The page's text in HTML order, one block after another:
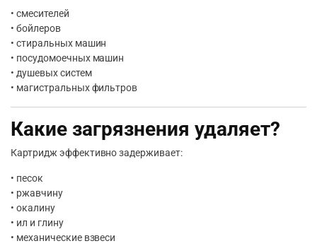
• смесителей
• бойлеров
• стиральных машин
• посудомоечных машин
• душевых систем
• магистральных фильтров
Какие загрязнения удаляет?
Картридж эффективно задерживает:
• песок
• ржавчину
• окалину
• ил и глину
• механические взвеси